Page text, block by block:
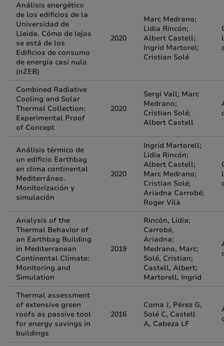
Análisis energético
de los edificios de la
Universidad de
Lleida. Cómo de lejos
se está de los
Edificios de consumo
de energía casi nulo
(nZEB)
2020
Marc Medrano;
Lidia Rincón;
Albert Castell;
Ingrid Martorel;
Cristian Solé
Combined Radiative
Cooling and Solar
Thermal Collection:
Experimental Proof
of Concept
2020
Sergi Vall; Marc
Medrano;
Cristian Solé;
Albert Castell
Análisis térmico de
un edificio Earthbag
en clima continental
Mediterráneo.
Monitorización y
simulación
2020
Ingrid Martorell;
Lidia Rincón;
Albert Castell;
Marc Medrano;
Cristian Solé;
Ariadna Carrobé;
Roger Vilà
Analysis of the
Thermal Behavior of
an Earthbag Building
in Mediterranean
Continental Climate:
Monitoring and
Simulation
2019
Rincón, Lídia;
Carrobé,
Ariadna;
Medrano, Marc;
Solé, Cristian;
Castell, Albert;
Martorell, Ingrid
Thermal assessment
of extensive green
roofs as passive tool
for energy savings in
buildings
2016
Coma J, Pérez G,
Solé C, Castell
A, Cabeza LF